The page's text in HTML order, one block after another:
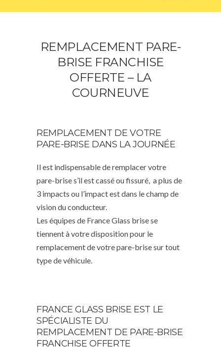
REMPLACEMENT PARE-
BRISE FRANCHISE
OFFERTE – LA
COURNEUVE
REMPLACEMENT DE VOTRE
PARE-BRISE DANS LA JOURNÉE
Il est indispensable de remplacer votre
pare-brise s’il est cassé ou fissuré, a plus de
3 impacts ou l’impact est dans le champ de
vision du conducteur.
Les équipes de France Glass brise se
tiennent à votre disposition pour le
remplacement de votre pare-brise sur tout
type de véhicule.
FRANCE GLASS BRISE EST LE
SPÉCIALISTE DU
REMPLACEMENT DE PARE-BRISE
FRANCHISE OFFERTE